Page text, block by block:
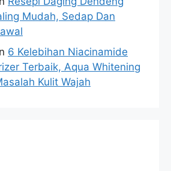
Mudah, Sedap Dan
6 Kelebihan Niacinamide
Terbaik, Aqua Whitening
Kulit Wajah